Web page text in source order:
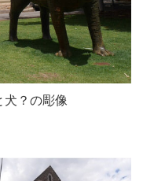
犬？の彫像